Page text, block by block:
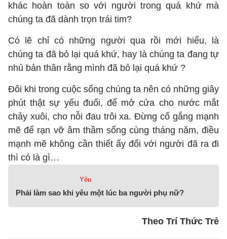
khác hoàn toàn so với người trong quá khứ mà
chúng ta đã dành trọn trái tim?
Có lẽ chỉ có những người qua rồi mới hiểu, là
chúng ta đã bỏ lại quá khứ, hay là chúng ta đang tự
nhủ bản thân rằng mình đã bỏ lại quá khứ ?
Đôi khi trong cuộc sống chúng ta nên có những giây
phút thật sự yếu đuối, để mở cửa cho nước mắt
chảy xuôi, cho nỗi đau trôi xa. Đừng cố gắng mạnh
mẽ để rạn vỡ âm thầm sống cùng tháng năm, điều
mạnh mẽ không cần thiết ấy đối với người đã ra đi
thì có là gì…
Yêu
Phải làm sao khi yêu một lúc ba người phụ nữ?
Theo Trí Thức Trẻ